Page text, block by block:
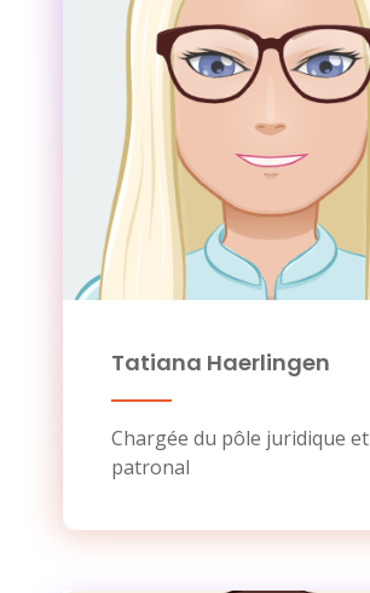
Tatiana Haerlingen
Chargée du pôle juridique et
patronal